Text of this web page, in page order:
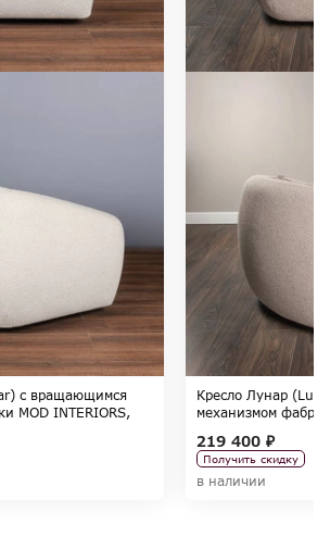
с вращающимся
MOD INTERIORS,
Кресло Лунар
механизмом
219 400 ₽
Получить скидку
в наличии